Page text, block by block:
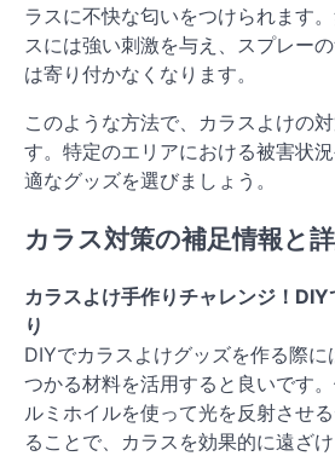
ラスに不快な匂いをつけられます
スには強い刺激を与え、スプレー
は寄り付かなくなります。
このような方法で、カラスよけの
す。特定のエリアにおける被害状
適なグッズを選びましょう。
カラス対策の補足情報と
カラスよけ手作りチャレンジ！
り
DIYでカラスよけグッズを作る際
つかる材料を活用すると良いです
ルミホイルを使って光を反射させ
ることで、カラスを効果的に遠ざけ